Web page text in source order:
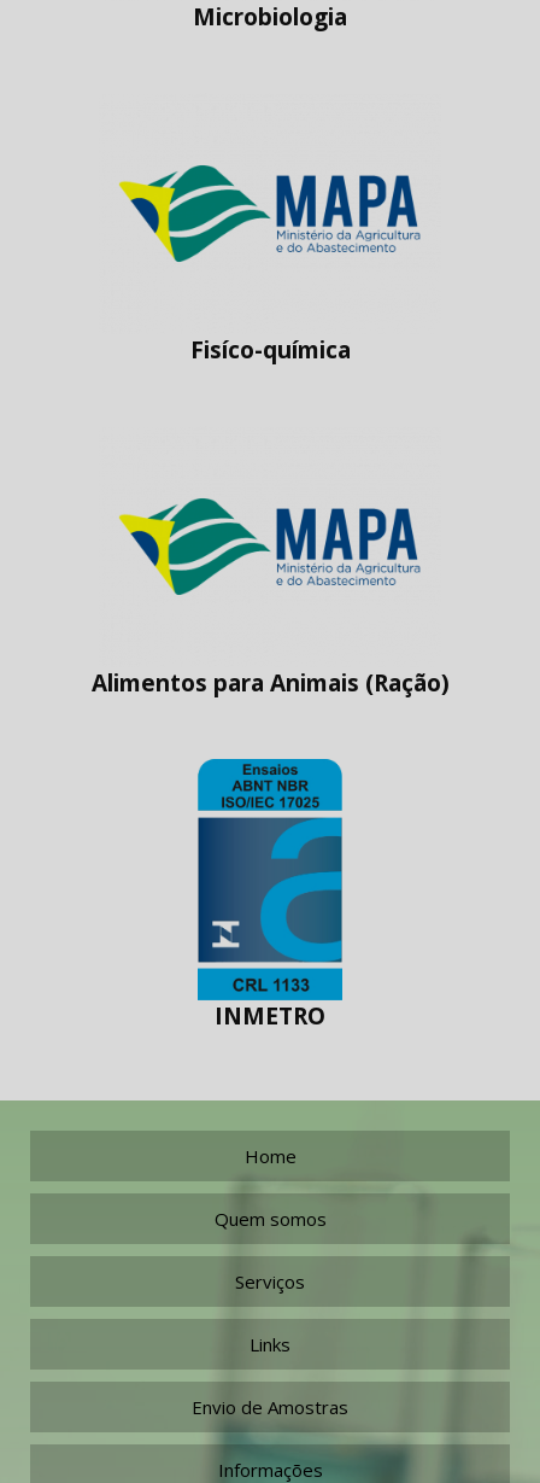
Microbiologia
Fisíco-química
Alimentos para Animais (Ração)
INMETRO
Home
Quem somos
Serviços
Links
Envio de Amostras
Informações